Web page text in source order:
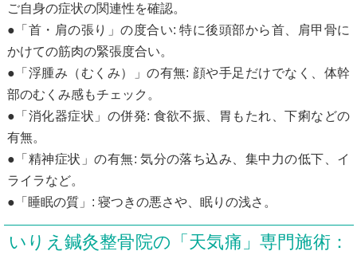
ご自身の症状の関連性を確認。
●「首・肩の張り」の度合い: 特に後頭部から首、肩甲骨に
かけての筋肉の緊張度合い。
●「浮腫み（むくみ）」の有無: 顔や手足だけでなく、体幹
部のむくみ感もチェック。
●「消化器症状」の併発: 食欲不振、胃もたれ、下痢などの
有無。
●「精神症状」の有無: 気分の落ち込み、集中力の低下、イ
ライラなど。
●「睡眠の質」: 寝つきの悪さや、眠りの浅さ。
いりえ鍼灸整骨院の「天気痛」専門施術：